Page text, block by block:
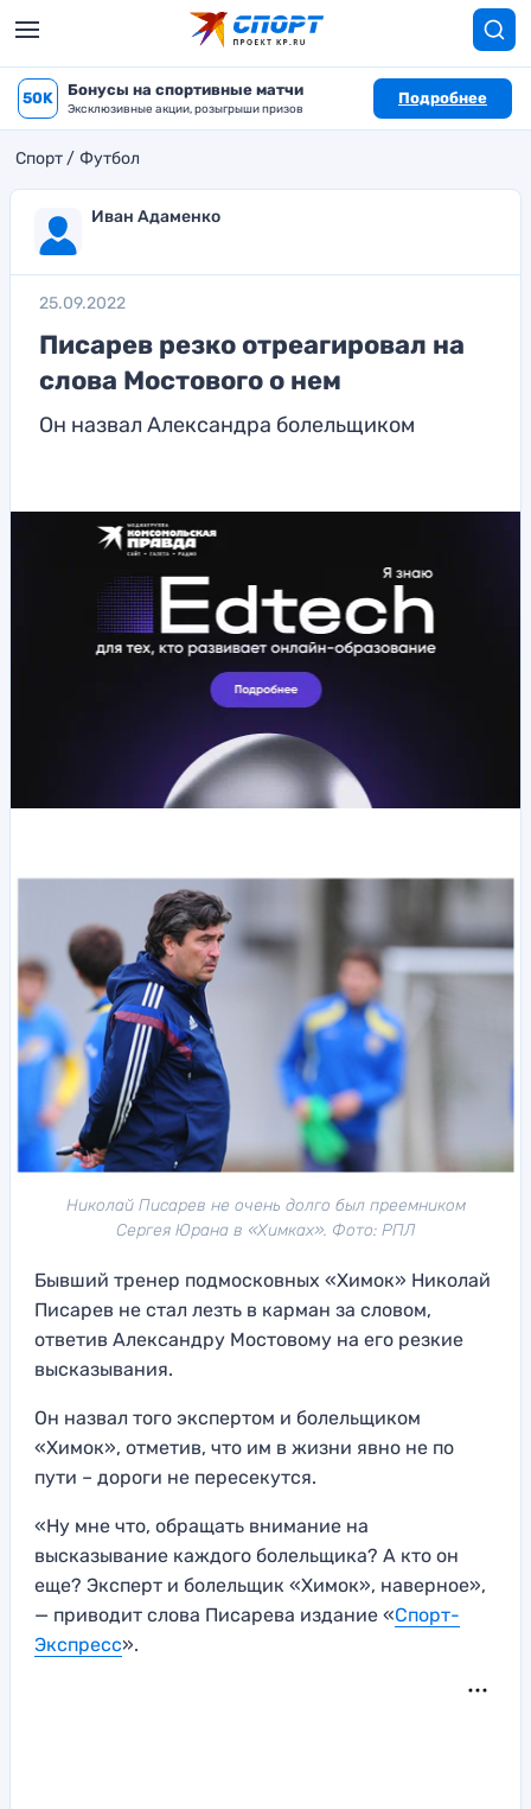
50K Бонусы на спортивные матчи
Эксклюзивные акции, розыгрыши призов
Подробнее
Спорт Футбол
Иван Адаменко
25.09.2022
Писарев резко отреагировал на
слова Мостового о нем
Он назвал Александра болельщиком
Николай Писарев не очень долго был преемником
Сергея Юрана в «Химках». Фото: РПЛ
Бывший тренер подмосковных «Химок» Николай
Писарев не стал лезть в карман за словом,
ответив Александру Мостовому на его резкие
высказывания.
Он назвал того экспертом и болельщиком
«Химок», отметив, что им в жизни явно не по
пути – дороги не пересекутся.
«Ну мне что, обращать внимание на
высказывание каждого болельщика? А кто он
еще? Эксперт и болельщик «Химок», наверное»,
— приводит слова Писарева издание «Спорт-
Экспресс».